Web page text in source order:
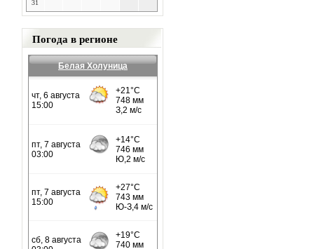
31
Погода в регионе
Белая Холуница